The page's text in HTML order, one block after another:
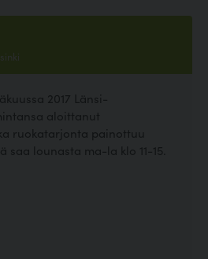
2017 Länsi-
aloittanut
ruokatarjonta painottuu
saa lounasta ma-la klo 11-15.